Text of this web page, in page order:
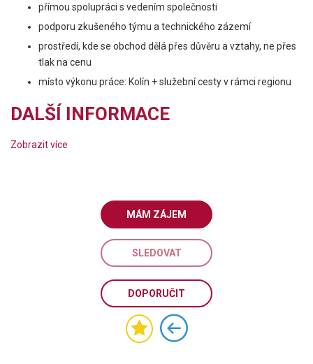
přímou spolupráci s vedením společnosti
podporu zkušeného týmu a technického zázemí
prostředí, kde se obchod dělá přes důvěru a vztahy, ne přes
tlak na cenu
místo výkonu práce: Kolín + služební cesty v rámci regionu
DALŠÍ INFORMACE
Zobrazit více
MÁM ZÁJEM
SLEDOVAT
DOPORUČIT